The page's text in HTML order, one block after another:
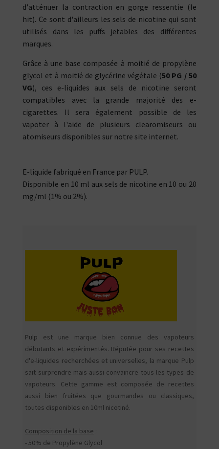
d'atténuer la contraction en gorge ressentie (le
hit). Ce sont d'ailleurs les sels de nicotine qui sont
utilisés dans les puffs jetables des différentes
marques.
Grâce à une base composée à moitié de propylène
glycol et à moitié de glycérine végétale (50 PG / 50
VG), ces e-liquides aux sels de nicotine seront
compatibles avec la grande majorité des e-
cigarettes. Il sera également possible de les
vapoter à l'aide de plusieurs clearomiseurs ou
atomiseurs disponibles sur notre site internet.
E-liquide fabriqué en France par PULP.
Disponible en 10 ml aux sels de nicotine en 10 ou 20
mg/ml (1% ou 2%).
Pulp est une marque bien connue des vapoteurs
débutants et expérimentés. Réputée pour ses recettes
d'e-liquides recherchées et universelles, la marque Pulp
sait surprendre mais aussi convaincre tous les types de
vapoteurs. Cette gamme est composée de recettes
aussi bien fruitées que gourmandes ou classiques,
toutes disponibles en 10ml nicotiné.
Composition de la base :
- 50% de Propylène Glycol